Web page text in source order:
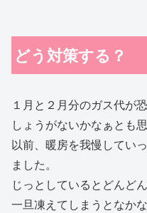
どう対策する？
１月と２月分のガス代が
しょうがないかなぁとも思
以前、暖房を我慢してい
ました。
じっとしているとどんど
一旦凍えてしまうとなか